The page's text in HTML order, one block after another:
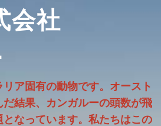
会社
ア固有の動物です。オースト
結果、カンガルーの頭数が飛
なっています。私たちはこの